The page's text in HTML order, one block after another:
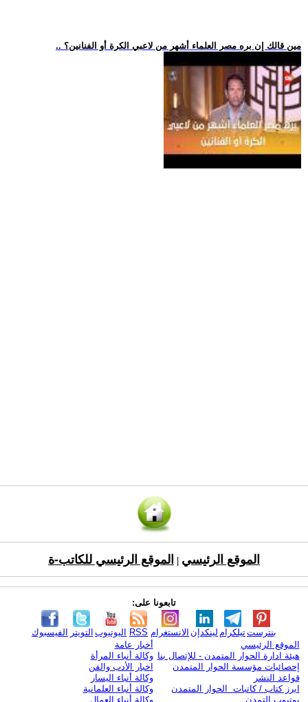
.. مين قالك إن بره مصر العلماء أشهر من لاعبي الكرة أو الفنانين؟
الموقع الرئيسي الموقع الرئيسي للكاتب-ة
تابعونا على:
الفيسبوك التويتر اليوتيوب RSS الانستغرام لينكدإن تيلكرامبنترست
الموقع الرئيسي
هيئة ادارة الحوار المتمدن - للإتصال بنا
إحصائيات مؤسسة الحوار المتمدن
قواعد النشر
ابرز كتاب / كاتبات الحوار المتمدن
يوتيوب التمدن
أخبار عامة
وكالة أنباء المرأة
اخبار الأدب والفن
وكالة أنباء اليسار
وكالة أنباء العلمانية
وكالة أنباء العمال